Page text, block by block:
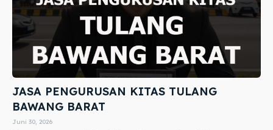
JASA PENGURUSAN KITAS TULANG
BAWANG BARAT
Juni 30, 2026